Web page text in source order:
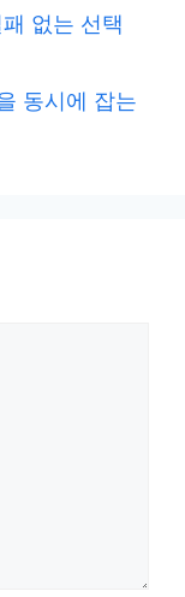
없는 선택
동시에 잡는